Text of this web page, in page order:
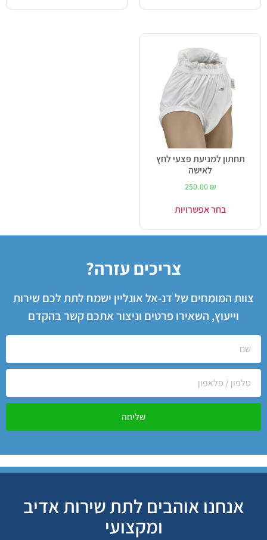
תחתון למניעת פצעי לחץ
לאישה
250.00 ₪
בחר אפשרויות
צריכים עזרה?
צוות המומחים של דנ-אל אונליין ישמח לתת לכם שירות
וייעוץ, השאירו פרטים וניצור אתכם קשר בהקדם
שליחה
אנחנו אוהבים לתת שירות אדיב
ומקצועי